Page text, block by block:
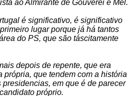
ao Almirante de Gouverei e Mel.
é significativo, é significativo
lugar porque já há tantos
do PS, que são táscitamente
depois de repente, que era
própria, que tendem com a história
em que é de parecer
próprio.